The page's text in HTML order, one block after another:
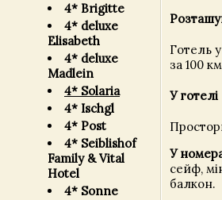
4* Brigitte
4* deluxe
Elisabeth
4* deluxe
Madlein
4* Solaria
4* Ischgl
4* Post
4* Seiblishof
Family & Vital
Hotel
4* Sonne
Готель
за 100
У готелі
У
сейф,
балкон.